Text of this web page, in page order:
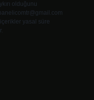
olduğunu
yasal süre